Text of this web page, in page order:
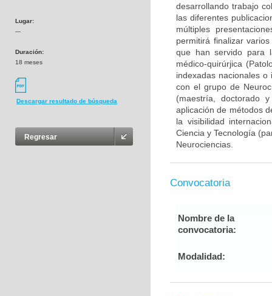
Lugar:
---
Duración:
18 meses
Descargar resultado de búsqueda
Regresar
desarrollando trabajo
las diferentes
múltiples
permitirá finalizar
que han servido para
médico-quirúrjica
indexadas nacionales
con el grupo de
(maestría, doctorado
aplicación de métodos
la visibilidad
Ciencia y Tecnología
Neurociencias.
Convocatoria
Nombre de la
convocatoria:
Modalidad: